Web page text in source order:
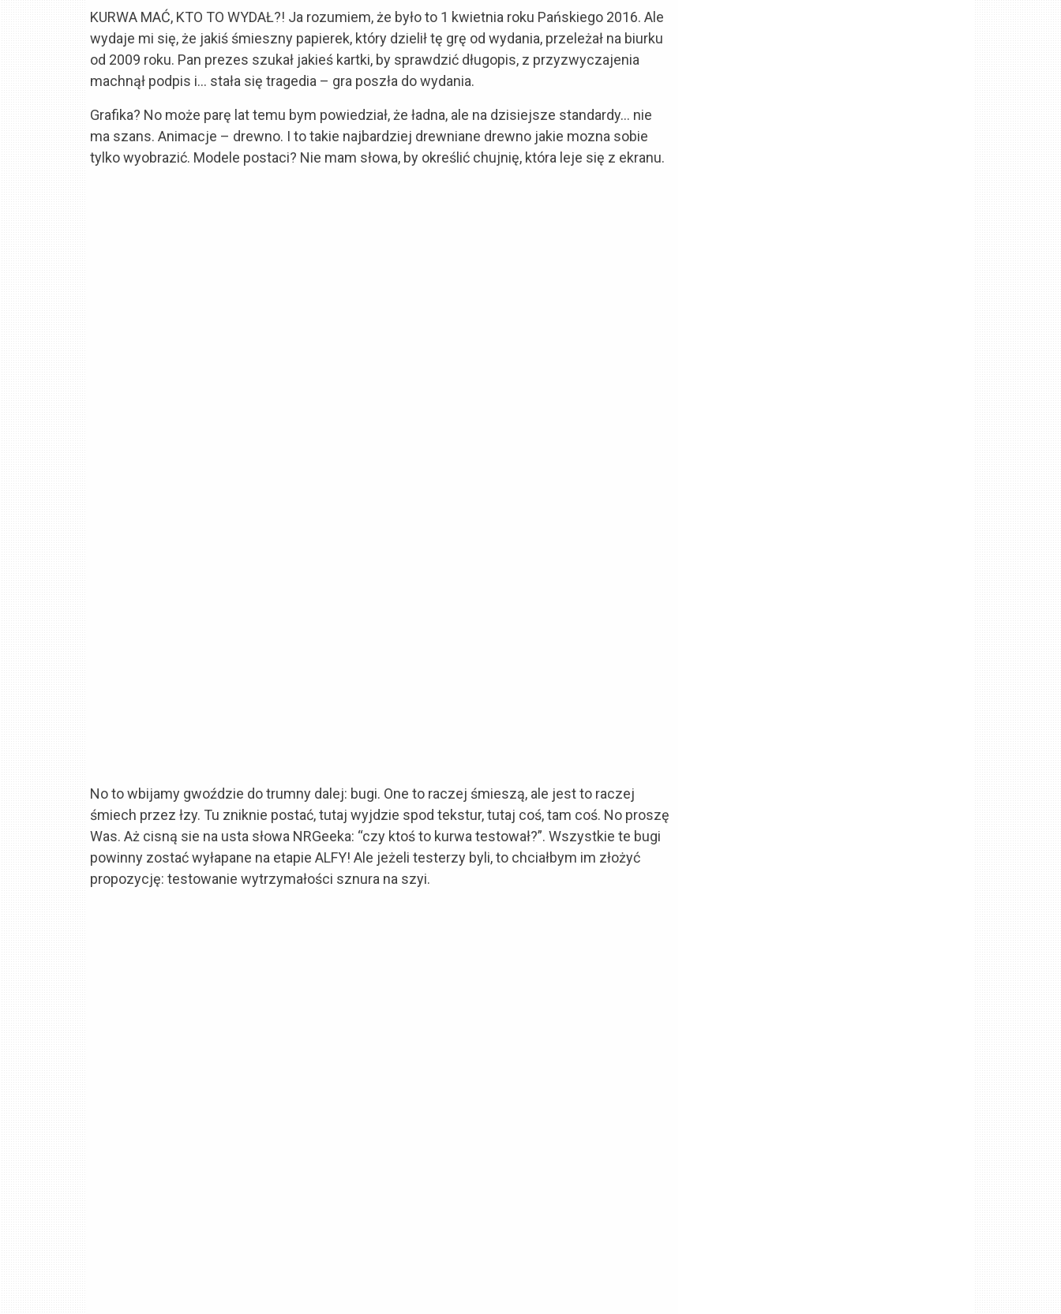
KURWA MAĆ, KTO TO WYDAŁ?! Ja rozumiem, że było to 1 kwietnia roku Pańskiego 2016. Ale
wydaje mi się, że jakiś śmieszny papierek, który dzielił tę grę od wydania, przeleżał na biurku
od 2009 roku. Pan prezes szukał jakieś kartki, by sprawdzić długopis, z przyzwyczajenia
machnął podpis i… stała się tragedia – gra poszła do wydania.
Grafika? No może parę lat temu bym powiedział, że ładna, ale na dzisiejsze standardy… nie
ma szans. Animacje – drewno. I to takie najbardziej drewniane drewno jakie mozna sobie
tylko wyobrazić. Modele postaci? Nie mam słowa, by określić chujnię, która leje się z ekranu.
No to wbijamy gwoździe do trumny dalej: bugi. One to raczej śmieszą, ale jest to raczej
śmiech przez łzy. Tu zniknie postać, tutaj wyjdzie spod tekstur, tutaj coś, tam coś. No proszę
Was. Aż cisną sie na usta słowa NRGeeka: “czy ktoś to kurwa testował?”. Wszystkie te bugi
powinny zostać wyłapane na etapie ALFY! Ale jeżeli testerzy byli, to chciałbym im złożyć
propozycję: testowanie wytrzymałości sznura na szyi.